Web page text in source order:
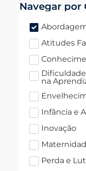
Navegar por
Atitudes
na
Infância e
Inovação
Perda e